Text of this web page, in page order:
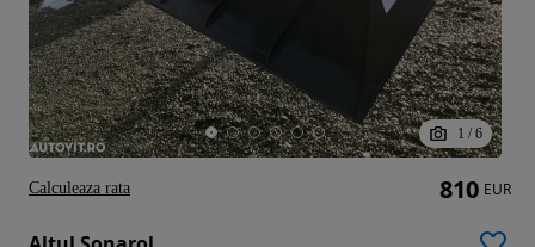
1 / 6
810 EUR
Calculeaza rata